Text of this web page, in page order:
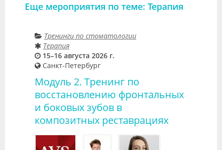
Еще мероприятия по теме: Терапия
Тренинги по стоматологии
Терапия
15–16 августа 2026 г.
Санкт-Петербург
Модуль 2. Тренинг по
восстановлению фронтальных
и боковых зубов в
композитных реставрациях